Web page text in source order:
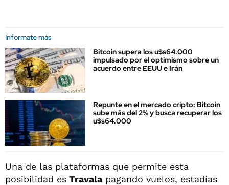
Informate más
Bitcoin supera los u$s64.000
impulsado por el optimismo sobre un
acuerdo entre EEUU e Irán
Repunte en el mercado cripto: Bitcoin
sube más del 2% y busca recuperar los
u$s64.000
Una de las plataformas que permite esta
posibilidad es Travalapagando vuelos, estadías